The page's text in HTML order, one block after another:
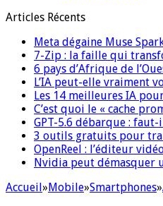
Articles Récents
Meta dégaine Muse
7-Zip : la faille qui
6 pays d’Afrique de
L’IA peut-elle vraiment
Les 14 meilleures IA
C’est quoi le « cache
GPT-5.6 débarque :
3 outils gratuits pour
OpenReel : l’éditeur
Nvidia peut démasquer
Accueil»Mobile»Smartphones»